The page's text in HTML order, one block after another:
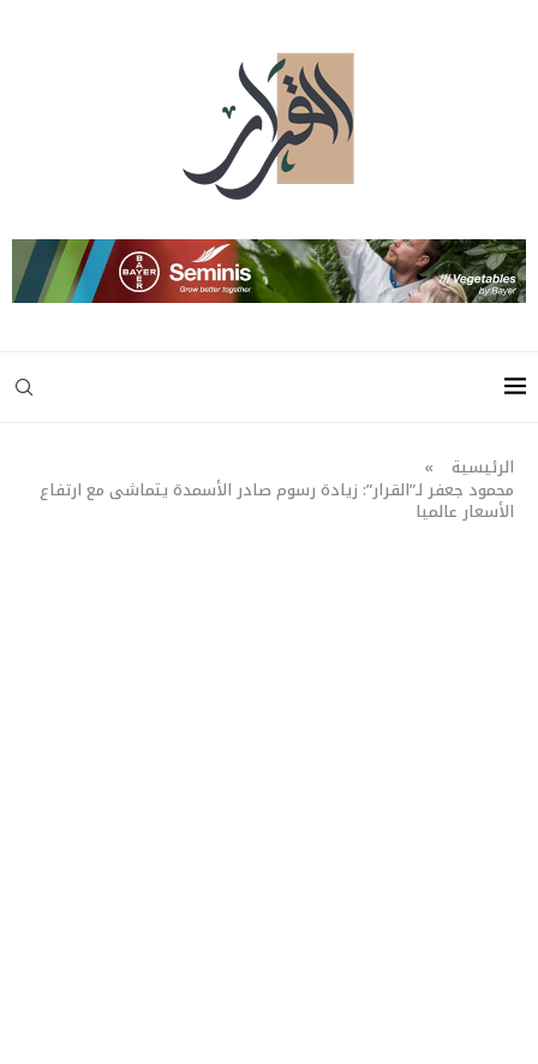
الرئيسية »
محمود جعفر لـ”القرار”: زيادة رسوم صادر الأسمدة يتماشى مع ارتفاع
الأسعار عالميا